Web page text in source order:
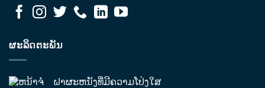
ຜະລິດຕະພັນ
ຝາຜະຫນັງທີ່ມີຄວາມໂປ່ງໃສ